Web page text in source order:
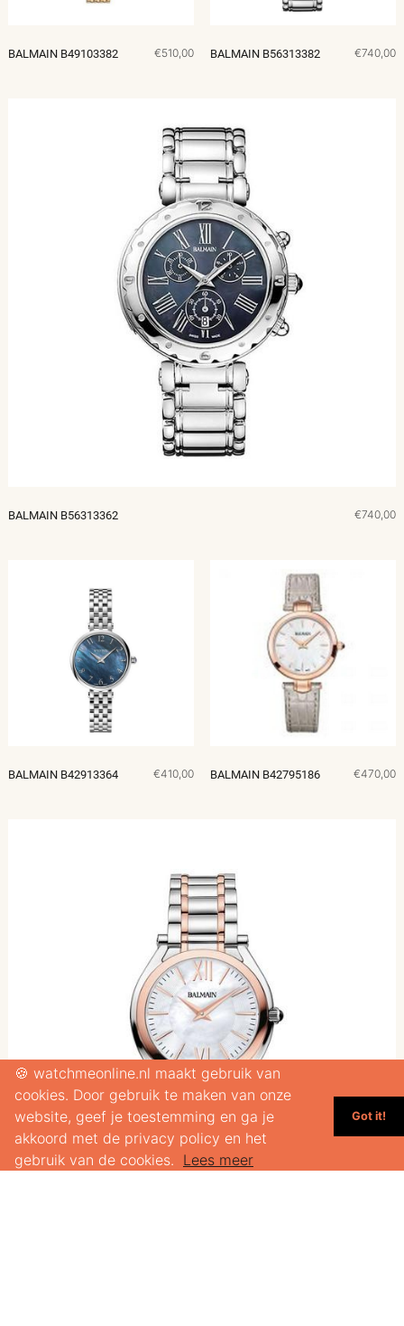
BALMAIN B49103382 €510,00 BALMAIN B56313382 €740,00
BALMAIN B56313362 €740,00
BALMAIN B42913364 €410,00 BALMAIN B42795186 €470,00
🍪 watchmeonline.nl maakt gebruik van
cookies. Door gebruik te maken van onze
website, geef je toestemming en ga je
akkoord met de privacy policy en het
gebruik van de cookies. Lees meer
Got it!